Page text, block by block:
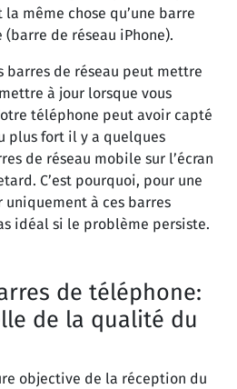
même chose qu’une barre
de réseau iPhone).
barres de réseau peut mettre
à jour lorsque vous
téléphone peut avoir capté
plus fort il y a quelques
de réseau mobile sur l’écran
C’est pourquoi, pour une
uniquement à ces barres
idéal si le problème persiste.
de téléphone:
de la qualité du
objective de la réception du